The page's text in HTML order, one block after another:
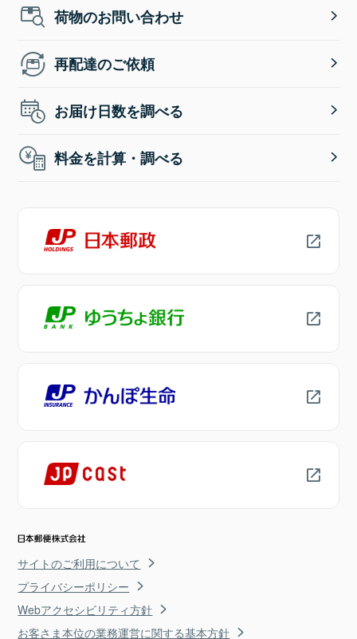
荷物のお問い合わせ
再配達のご依頼
お届け日数を調べる
料金を計算・調べる
サイトのご利用について
プライバシーポリシー
Webアクセシビリティ方針
お客さま本位の業務運営に関する基本方針